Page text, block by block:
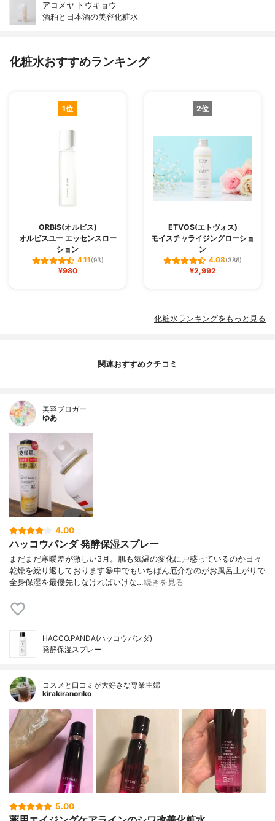
アコメヤ トウキョウ
酒粕と日本酒の美容化粧水
化粧水おすすめランキング
1位
ORBIS(オルビス)
オルビスユー エッセンスロー
ション
4.11(93)
¥980
2位
ETVOS(エトヴォス)
モイスチャライジングローショ
ン
4.08(386)
¥2,992
化粧水ランキングをもっと見る
関連おすすめクチコミ
美容ブロガー
ゆあ
4.00
ハッコウパンダ 発酵保湿スプレー
まだまだ寒暖差が激しい3月。肌も気温の変化に戸惑っているのか日々
乾燥を繰り返しております😀中でもいちばん厄介なのがお風呂上がりで
全身保湿を最優先しなければいけな…続きを見る
HACCO.PANDA(ハッコウパンダ)
発酵保湿スプレー
コスメと口コミが大好きな専業主婦
kirakiranoriko
5.00